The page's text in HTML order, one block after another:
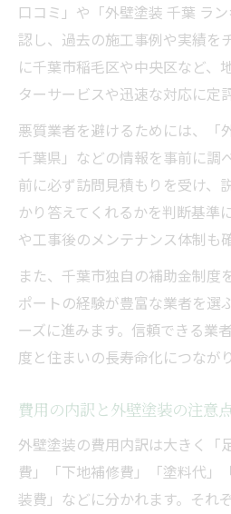
千葉県千葉市で補修費用
外壁塗装費用を賢く
外壁塗装補修の見積
外壁塗装補修の費用
口コミ」や「外壁塗装 千葉 ラ
認し、過去の施工事例や実績を
に千葉市稲毛区や中央区など、
ターサービスや迅速な対応に定
悪質業者を避けるためには、「
千葉県」などの情報を事前に調
前に必ず訪問見積もりを受け、
かり答えてくれるかを判断基準
や工事後のメンテナンス体制も
また、千葉市独自の補助金制度
ポートの経験が豊富な業者を選
ーズに進みます。信頼できる業
度と住まいの長寿命化につなが
費用の内訳と外壁塗装の注意
外壁塗装の費用内訳は大きく「
費」「下地補修費」「塗料代」
装費」などに分かれます。それ